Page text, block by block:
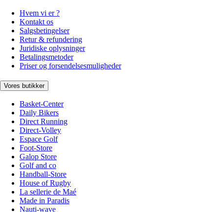
Hvem vi er ?
Kontakt os
Salgsbetingelser
Retur & refundering
Juridiske oplysninger
Betalingsmetoder
Priser og forsendelsesmuligheder
Vores butikker
Basket-Center
Daily Bikers
Direct Running
Direct-Volley
Espace Golf
Foot-Store
Galop Store
Golf and co
Handball-Store
House of Rugby
La sellerie de Maé
Made in Paradis
Nauti-wave